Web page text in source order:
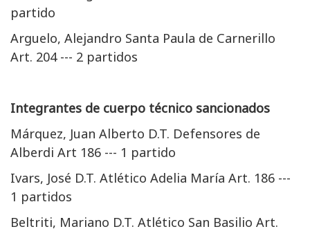
partido
Arguelo, Alejandro Santa Paula de Carnerillo
Art. 204 --- 2 partidos
Integrantes de cuerpo técnico sancionados
Márquez, Juan Alberto D.T. Defensores de
Alberdi Art 186 --- 1 partido
Ivars, José D.T. Atlético Adelia María Art. 186 ---
1 partidos
Beltriti, Mariano D.T. Atlético San Basilio Art.